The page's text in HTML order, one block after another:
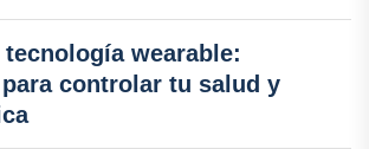
wearable:
controlar tu salud y